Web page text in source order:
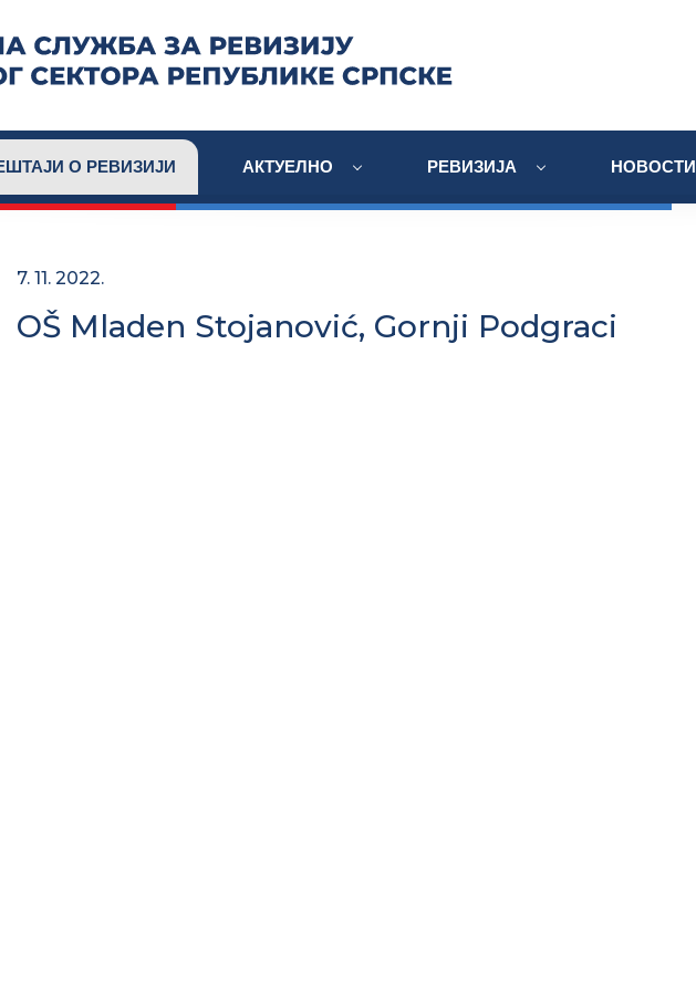
О РЕВИЗИЈИ АКТУЕЛНО РЕВИЗИЈА НОВОСТИ
7. 11. 2022.
OŠ Mladen Stojanović, Gornji Podgraci